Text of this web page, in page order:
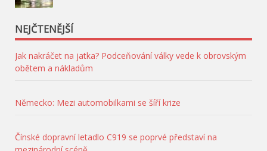
NEJČTENĚJŠÍ
Jak nakráčet na jatka? Podceňování války vede k obrovským
obětem a nákladům
Německo: Mezi automobilkami se šíří krize
Čínské dopravní letadlo C919 se poprvé představí na